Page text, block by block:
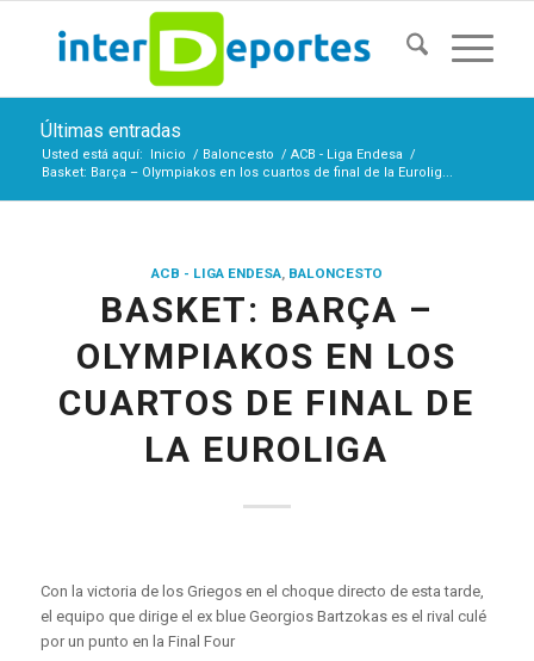
Últimas entradas
Usted está aquí: Inicio / Baloncesto / ACB - Liga Endesa /
Basket: Barça – Olympiakos en los cuartos de final de la Eurolig...
ACB - LIGA ENDESA, BALONCESTO
BASKET: BARÇA –
OLYMPIAKOS EN LOS
CUARTOS DE FINAL DE
LA EUROLIGA
Con la victoria de los Griegos en el choque directo de esta tarde,
el equipo que dirige el ex blue Georgios Bartzokas es el rival culé
por un punto en la Final Four